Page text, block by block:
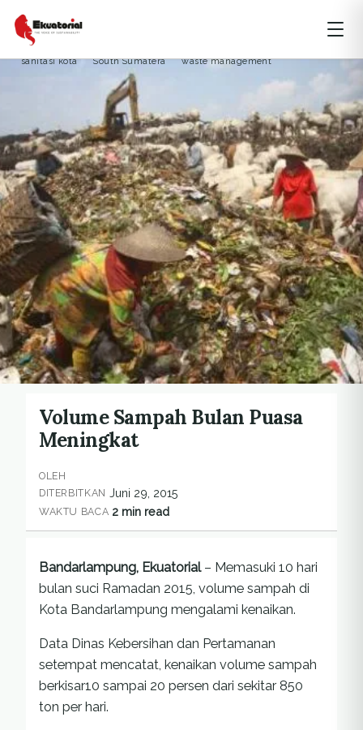
ARTIKEL
Cities sampah bulan puasa
sanitasi kota South Sumatera waste management
Volume Sampah Bulan Puasa
Meningkat
OLEH
DITERBITKAN Juni 29, 2015
WAKTU BACA 2 min read
Bandarlampung, Ekuatorial– Memasuki 10 hari
bulan suci Ramadan 2015, volume sampah di
Kota Bandarlampung mengalami kenaikan.
Data Dinas Kebersihan dan Pertamanan
setempat mencatat, kenaikan volume sampah
berkisar10 sampai 20 persen dari sekitar 850
ton per hari.